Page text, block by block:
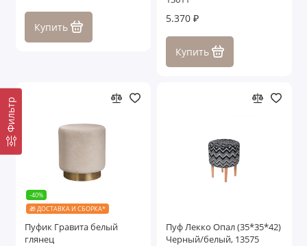
Фильтр
Купить
5.370 ₽
Купить
-40%
🎁 ДОСТАВКА И СБОРКА*
Пуфик Гравита белый
глянец
Пуф Лекко Опал (35*35*42)
Черный/белый, 13575